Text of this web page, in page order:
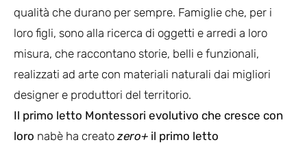
qualità che durano per sempre. Famiglie che, per i
loro figli, sono alla ricerca di oggetti e arredi a loro
misura, che raccontano storie, belli e funzionali,
realizzati ad arte con materiali naturali dai migliori
designer e produttori del territorio.
Il primo letto Montessori evolutivo che cresce con
loro nabè ha creatozero+ il primo letto